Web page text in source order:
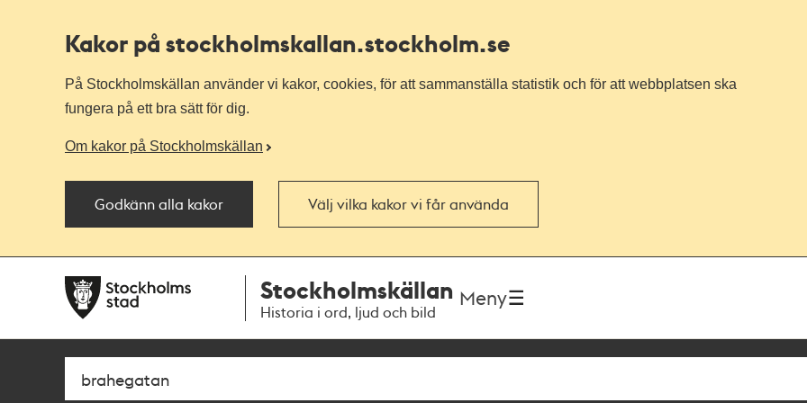
Kakor på stockholmskallan.stockholm.se
På Stockholmskällan använder vi kakor, cookies, för att sammanställa statistik och för att webbplatsen ska
fungera på ett bra sätt för dig.
Om kakor på Stockholmskällan
Godkänn alla kakor Välj vilka kakor vi får använda
navigationen
huvudinnehållet
Stockholmskällan
Historia i ord, ljud och bild
Meny
Sök